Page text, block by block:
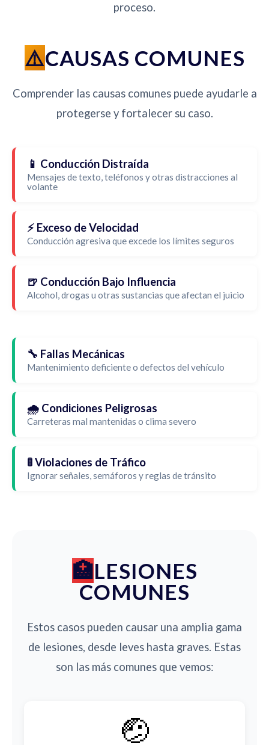
proceso.
CAUSAS COMUNES
Comprender las causas comunes puede ayudarle a
protegerse y fortalecer su caso.
📱 Conducción Distraída
Mensajes de texto, teléfonos y otras distracciones al
volante
⚡ Exceso de Velocidad
Conducción agresiva que excede los límites seguros
🍺 Conducción Bajo Influencia
Alcohol, drogas u otras sustancias que afectan el juicio
🔧 Fallas Mecánicas
Mantenimiento deficiente o defectos del vehículo
🌧️ Condiciones Peligrosas
Carreteras mal mantenidas o clima severo
🚦 Violaciones de Tráfico
Ignorar señales, semáforos y reglas de tránsito
LESIONES
COMUNES
Estos casos pueden causar una amplia gama
de lesiones, desde leves hasta graves. Estas
son las más comunes que vemos:
🤕